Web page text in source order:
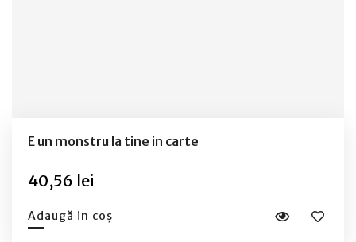
E un monstru la tine in carte
40,56 lei
Adaugă in coș